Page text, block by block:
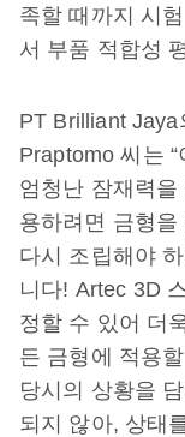
족할 때까지 시
서 부품 적합성
PT Brilliant
Praptomo 씨는
엄청난 잠재력
용하려면 금형
다시 조립해야
니다! Artec 3D
정할 수 있어 더
든 금형에 적용
당시의 상황을
되지 않아, 상태